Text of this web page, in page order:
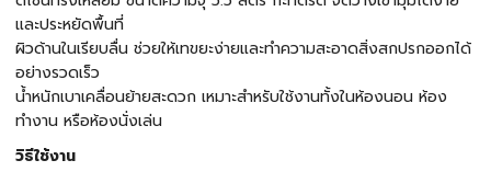
และประหยัดพื้นที่
ผิวด้านในเรียบลื่น ช่วยให้เทขยะง่ายและทำความสะอาดสิ่งสกปรกออกได้
อย่างรวดเร็ว
น้ำหนักเบาเคลื่อนย้ายสะดวก เหมาะสำหรับใช้งานทั้งในห้องนอน ห้อง
ทำงาน หรือห้องนั่งเล่น
วิธีใช้งาน